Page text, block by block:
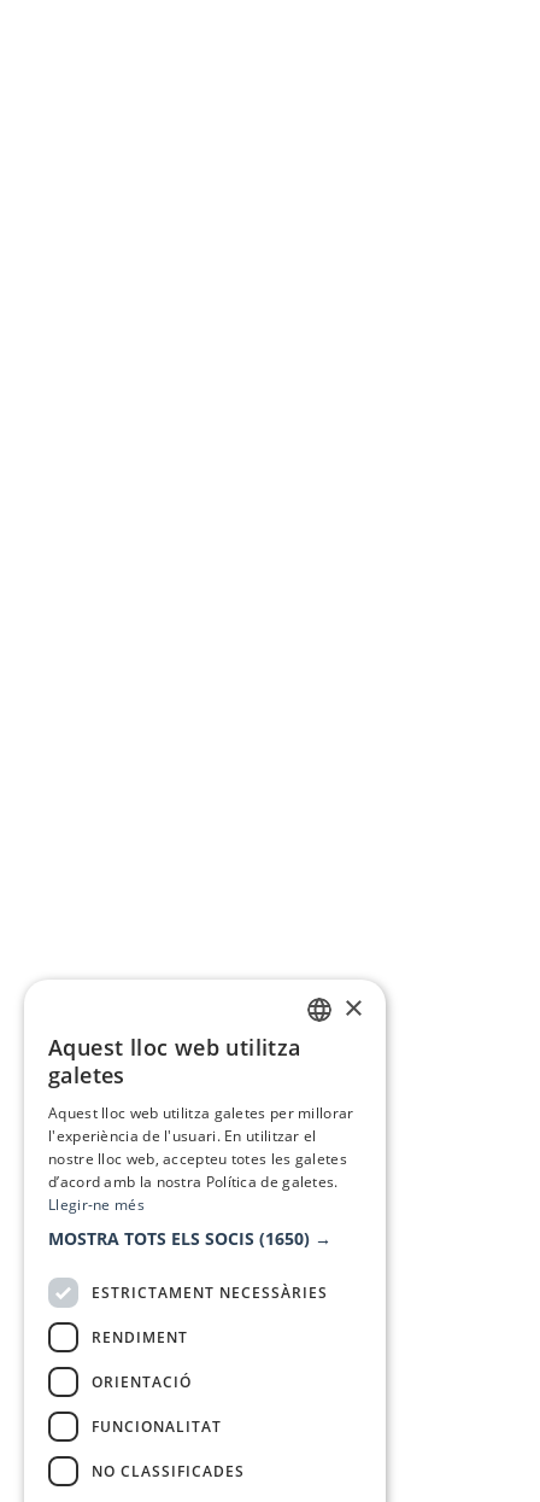
×
Aquest lloc web utilitza
galetes
Aquest lloc web utilitza galetes per millorar
l'experiència de l'usuari. En utilitzar el
nostre lloc web, accepteu totes les galetes
d’acord amb la nostra Política de galetes.
Llegir-ne més
MOSTRA TOTS ELS SOCIS (1650) →
ESTRICTAMENT NECESSÀRIES
RENDIMENT
ORIENTACIÓ
FUNCIONALITAT
NO CLASSIFICADES